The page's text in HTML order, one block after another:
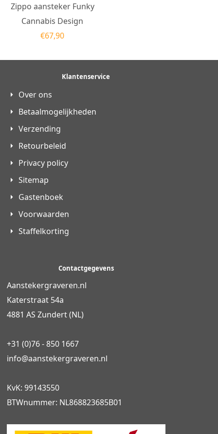
Zippo aansteker Funky
Cannabis Design
€67,90
Klantenservice
Over ons
Betaalmogelijkheden
Verzending
Retourbeleid
Privacy policy
Sitemap
Gastenboek
Voorwaarden
Staffelkorting
Contactgegevens
Aanstekergraveren.nl
Katerstraat 54a
4881 AS Zundert (NL)
+31 (0)76 - 850 1667
info@aanstekergraveren.nl
KvK: 99143550
BTWnummer: NL868823685B01